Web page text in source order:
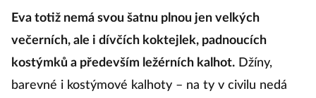
Eva totiž nemá svou šatnu plnou jen velkých
večerních, ale i dívčích koktejlek, padnoucích
kostýmků a především ležérních kalhot. Džíny,
barevné i kostýmové kalhoty – na ty v civilu nedá